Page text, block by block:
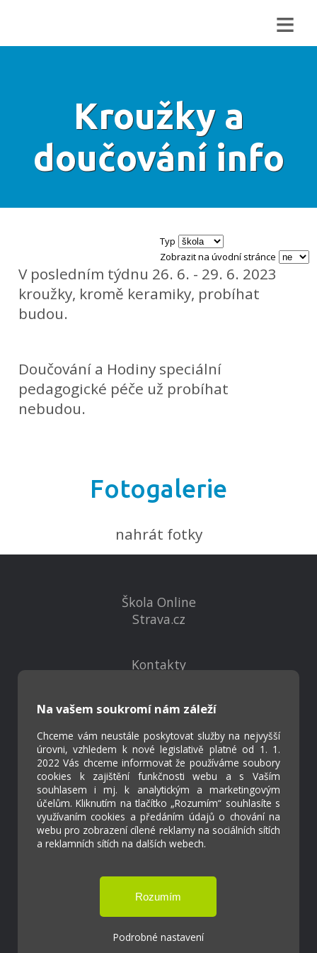
≡
Kroužky a
doučování info
Typ
Zobrazit na úvodní stránce
V posledním týdnu 26. 6. - 29. 6. 2023
kroužky, kromě keramiky, probíhat
budou.
Doučování a Hodiny speciální
pedagogické péče už probíhat
nebudou.
Fotogalerie
nahrát fotky
Na vašem soukromí nám záleží
Chceme vám neustále poskytovat služby na nejvyšší
úrovni, vzhledem k nové legislativě platné od 1. 1.
2022 Vás chceme informovat že používáme soubory
cookies k zajištění funkčnosti webu a s Vaším
souhlasem i mj. k analytickým a marketingovým
účelům. Kliknutím na tlačítko „Rozumím“ souhlasíte s
využívaním cookies a předáním údajů o chování na
webu pro zobrazení cílené reklamy na sociálních sítích
a reklamních sítích na dalších webech.
Podrobné nastavení
Škola Online
Strava.cz
Kontakty
Cookies
Přístupnost
Přihlášení
Základní škola a Mateřská škola Ostrožská
Lhota
Tvorba webových stránek weboa.cz